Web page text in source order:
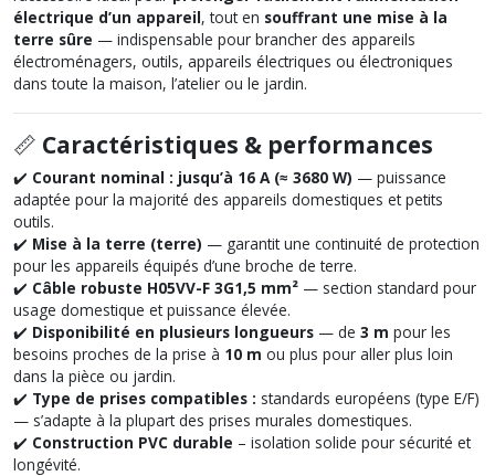
électrique d’un appareil, tout en souffrant une mise à la
terre sûre — indispensable pour brancher des appareils
électroménagers, outils, appareils électriques ou électroniques
dans toute la maison, l’atelier ou le jardin.
📏 Caractéristiques & performances
✔️ Courant nominal : jusqu’à 16 A (≈ 3680 W) — puissance
adaptée pour la majorité des appareils domestiques et petits
outils.
✔️ Mise à la terre (terre) — garantit une continuité de protection
pour les appareils équipés d’une broche de terre.
✔️ Câble robuste H05VV-F 3G1,5 mm² — section standard pour
usage domestique et puissance élevée.
✔️ Disponibilité en plusieurs longueurs — de 3 m pour les
besoins proches de la prise à 10 m ou plus pour aller plus loin
dans la pièce ou jardin.
✔️ Type de prises compatibles : standards européens (type E/F)
— s’adapte à la plupart des prises murales domestiques.
✔️ Construction PVC durable – isolation solide pour sécurité et
longévité.